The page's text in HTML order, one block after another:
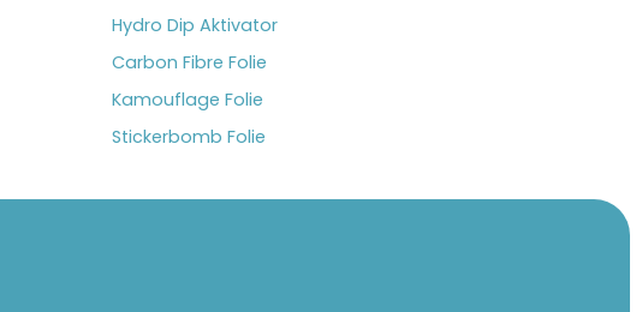
Hydro Dip Aktivator
Carbon Fibre Folie
Kamouflage Folie
Stickerbomb Folie